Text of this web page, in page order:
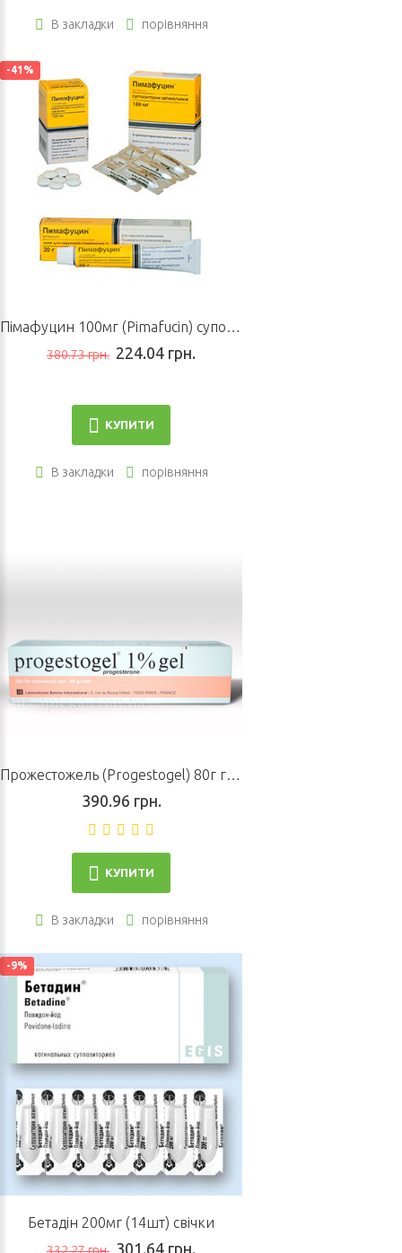
В закладки порівняння
-41%
380.73 грн. 224.04 грн.
КУПИТИ
В закладки порівняння
390.96 грн.
КУПИТИ
В закладки порівняння
-9%
Бетадін 200мг (14шт) свічки
332.27 грн. 301.64 грн.